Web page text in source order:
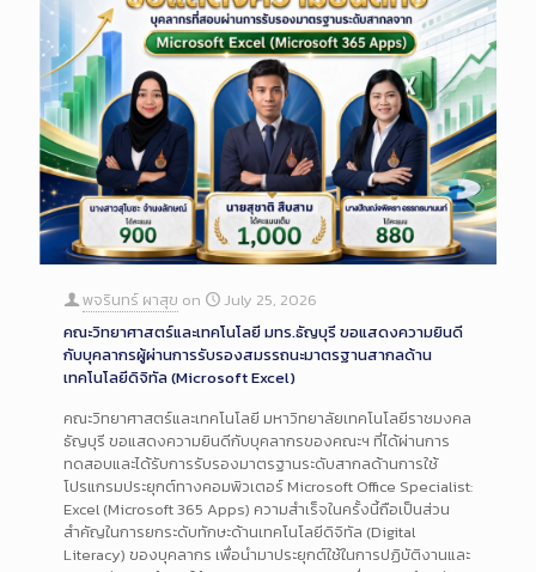
พจรินทร์ ผาสุข on
July 25, 2026
คณะวิทยาศาสตร์และเทคโนโลยี มทร.ธัญบุรี ขอแสดงความยินดี
กับบุคลากรผู้ผ่านการรับรองสมรรถนะมาตรฐานสากลด้าน
เทคโนโลยีดิจิทัล (Microsoft Excel)
คณะวิทยาศาสตร์และเทคโนโลยี มหาวิทยาลัยเทคโนโลยีราชมงคล
ธัญบุรี ขอแสดงความยินดีกับบุคลากรของคณะฯ ที่ได้ผ่านการ
ทดสอบและได้รับการรับรองมาตรฐานระดับสากลด้านการใช้
โปรแกรมประยุกต์ทางคอมพิวเตอร์ Microsoft Office Specialist:
Excel (Microsoft 365 Apps) ความสำเร็จในครั้งนี้ถือเป็นส่วน
สำคัญในการยกระดับทักษะด้านเทคโนโลยีดิจิทัล (Digital
Literacy) ของบุคลากร เพื่อนำมาประยุกต์ใช้ในการปฏิบัติงานและ